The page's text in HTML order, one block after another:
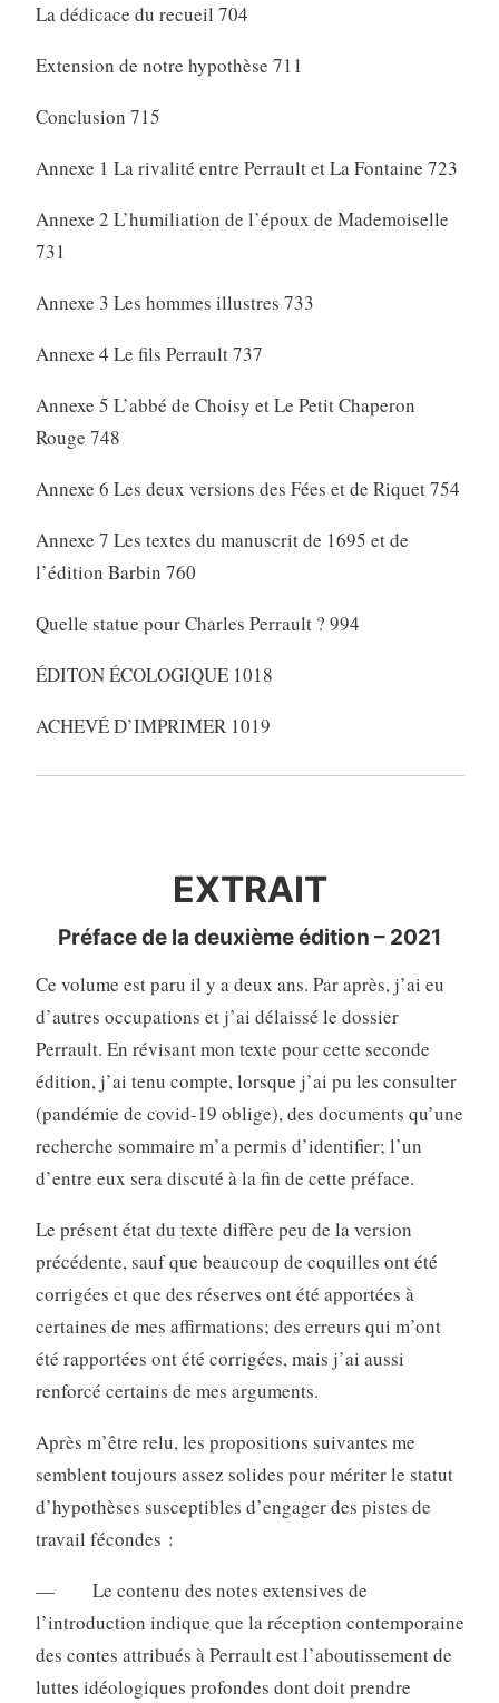
La dédicace du recueil 704
Extension de notre hypothèse 711
Conclusion 715
Annexe 1 La rivalité entre Perrault et La Fontaine 723
Annexe 2 L’humiliation de l’époux de Mademoiselle
731
Annexe 3 Les hommes illustres 733
Annexe 4 Le fils Perrault 737
Annexe 5 L’abbé de Choisy et Le Petit Chaperon
Rouge 748
Annexe 6 Les deux versions des Fées et de Riquet 754
Annexe 7 Les textes du manuscrit de 1695 et de
l’édition Barbin 760
Quelle statue pour Charles Perrault ? 994
ÉDITON ÉCOLOGIQUE 1018
ACHEVÉ D’IMPRIMER 1019
EXTRAIT
Préface de la deuxième édition – 2021
Ce volume est paru il y a deux ans. Par après, j’ai eu
d’autres occupations et j’ai délaissé le dossier
Perrault. En révisant mon texte pour cette seconde
édition, j’ai tenu compte, lorsque j’ai pu les consulter
(pandémie de covid-19 oblige), des documents qu’une
recherche sommaire m’a permis d’identifier; l’un
d’entre eux sera discuté à la fin de cette préface.
Le présent état du texte diffère peu de la version
précédente, sauf que beaucoup de coquilles ont été
corrigées et que des réserves ont été apportées à
certaines de mes affirmations; des erreurs qui m’ont
été rapportées ont été corrigées, mais j’ai aussi
renforcé certains de mes arguments.
Après m’être relu, les propositions suivantes me
semblent toujours assez solides pour mériter le statut
d’hypothèses susceptibles d’engager des pistes de
travail fécondes :
— Le contenu des notes extensives de
l’introduction indique que la réception contemporaine
des contes attribués à Perrault est l’aboutissement de
luttes idéologiques profondes dont doit prendre